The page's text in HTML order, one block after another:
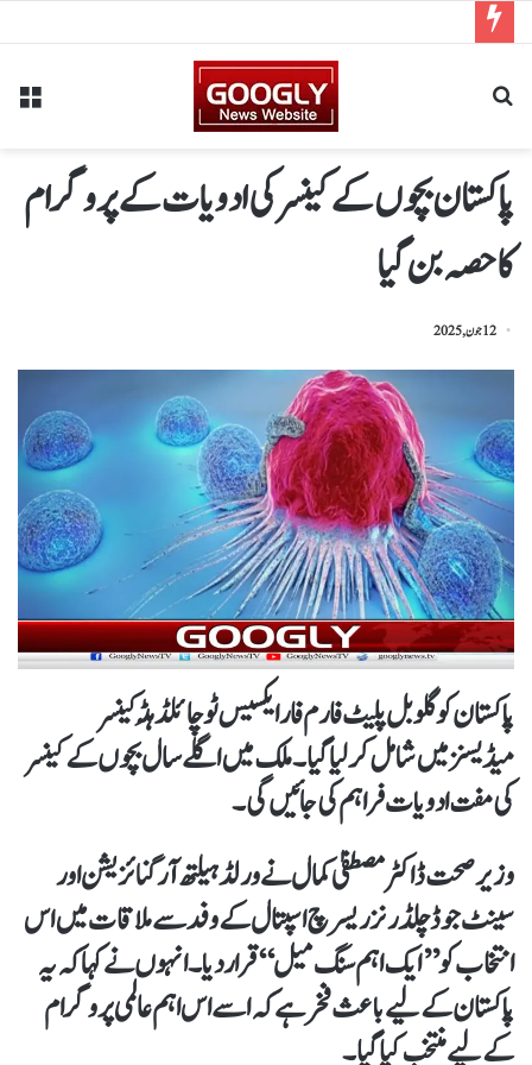
پاکستان بچوں کے کینسر کی ادویات کے پروگرام
کا حصہ بن گیا
12 جون, 2025
پاکستان کو گلوبل پلیٹ فارم فار ایکسیس ٹو چائلڈ ہُڈ کینسر
میڈیسنزمیں شامل کرلیاگیا۔ ملک میں اگلے سال بچوں کے کینسر
کی مفت ادویات فراہم کی جائیں گی۔
وزیر صحت ڈاکٹر مصطفیٰ کمال نے ورلڈ ہیلتھ آرگنائزیشن اور
سینٹ جوڈ چلڈرنز ریسرچ اسپتال کے وفد سے ملاقات میں اس
انتخاب کو ’’ایک اہم سنگ میل‘‘ قرار دیا۔ انہوں نے کہا کہ یہ
پاکستان کےلیے باعث فخر ہے کہ اسے اس اہم عالمی پروگرام
کے لیے منتخب کیا گیا۔